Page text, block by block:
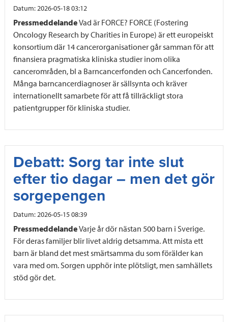
Datum:2026-05-18 03:12
PressmeddelandeVad är FORCE? FORCE (Fostering
Oncology Research by Charities in Europe) är ett europeiskt
konsortium där 14 cancerorganisationer går samman för att
finansiera pragmatiska kliniska studier inom olika
cancerområden, bl a Barncancerfonden och Cancerfonden.
Många barncancerdiagnoser är sällsynta och kräver
internationellt samarbete för att få tillräckligt stora
patientgrupper för kliniska studier.
Debatt: Sorg tar inte slut
efter tio dagar – men det gör
sorgepengen
Datum:2026-05-15 08:39
PressmeddelandeVarje år dör nästan 500 barn i Sverige.
För deras familjer blir livet aldrig detsamma. Att mista ett
barn är bland det mest smärtsamma du som förälder kan
vara med om. Sorgen upphör inte plötsligt, men samhällets
stöd gör det.